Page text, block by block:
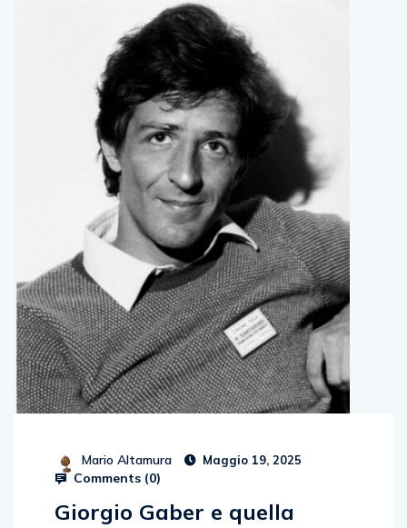
Mario Altamura Maggio 19, 2025
Comments (0)
Giorgio Gaber e quella